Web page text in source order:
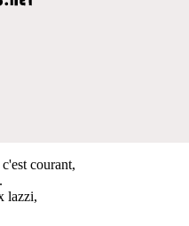
courant,
lazzi,